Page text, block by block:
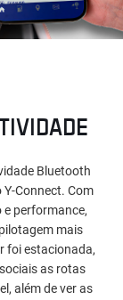
Bluetooth
Connect. Com
e performance,
mais
foi estacionada,
as rotas
além de ver as